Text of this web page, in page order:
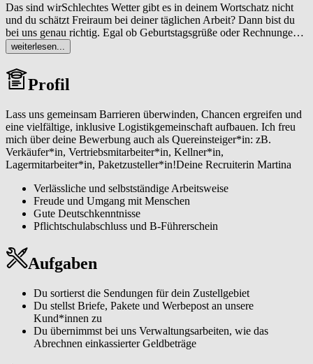
Das sind wirSchlechtes Wetter gibt es in deinem Wortschatz nicht
und du schätzt Freiraum bei deiner täglichen Arbeit? Dann bist du
bei uns genau richtig. Egal ob Geburtstagsgrüße oder Rechnungen,
als Zusteller*in bist du dafür verantwortlich, dass Sendungen bei
unseren Kund*innen ankommen. Dabei hast du nicht nur die
Möglichkeit, immer wieder neue Wege zu gehen, sondern auch Teil
eines großen Netzwerks zu werden. Unser Team steht dir jederzeit
deine Arbeit erleichtern.
weiterlesen...
Profil
Lass uns gemeinsam Barrieren überwinden, Chancen ergreifen und
eine vielfältige, inklusive Logistikgemeinschaft aufbauen. Ich freu
mich über deine Bewerbung auch als Quereinsteiger*in: zB.
Verkäufer*in, Vertriebsmitarbeiter*in, Kellner*in,
Lagermitarbeiter*in, Paketzusteller*in!Deine Recruiterin Martina
Verlässliche und selbstständige Arbeitsweise
Freude und Umgang mit Menschen
Gute Deutschkenntnisse
Pflichtschulabschluss und B-Führerschein
Aufgaben
Du sortierst die Sendungen für dein Zustellgebiet
Du stellst Briefe, Pakete und Werbepost an unsere
Kund*innen zu
Du übernimmst bei uns Verwaltungsarbeiten, wie das
Abrechnen einkassierter Geldbeträge